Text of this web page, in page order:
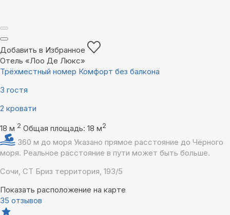
Добавить в Избранное
Отель «Лоо Де Люкс»
Трёхместный номер Комфорт без балкона
3 гостя
2 кровати
18 м 2 Общая площадь: 18 м2
360 м до моря Указано прямое расстояние до Чёрного
моря. Реальное расстояние в пути может быть больше.
Сочи, СТ Бриз территория, 193/5
Показать расположение на карте
35 отзывов